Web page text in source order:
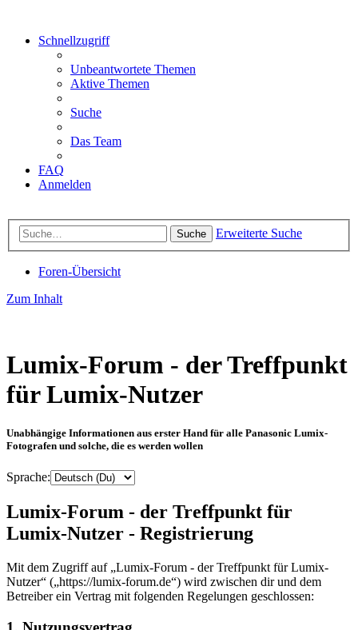
Schnellzugriff
Unbeantwortete Themen
Aktive Themen
Suche
Das Team
FAQ
Anmelden
Suche Erweiterte Suche
Foren-Übersicht
Zum Inhalt
Lumix-Forum - der Treffpunkt
für Lumix-Nutzer
Unabhängige Informationen aus erster Hand für alle Panasonic Lumix-
Fotografen und solche, die es werden wollen
Sprache:
Lumix-Forum - der Treffpunkt für
Lumix-Nutzer - Registrierung
Mit dem Zugriff auf „Lumix-Forum - der Treffpunkt für Lumix-
Nutzer“ („https://lumix-forum.de“) wird zwischen dir und dem
Betreiber ein Vertrag mit folgenden Regelungen geschlossen: